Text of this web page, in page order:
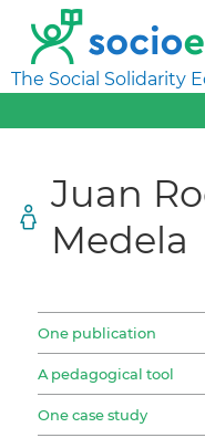
The Social Solidarity
Juan
Medela
One publication
A pedagogical tool
One case study